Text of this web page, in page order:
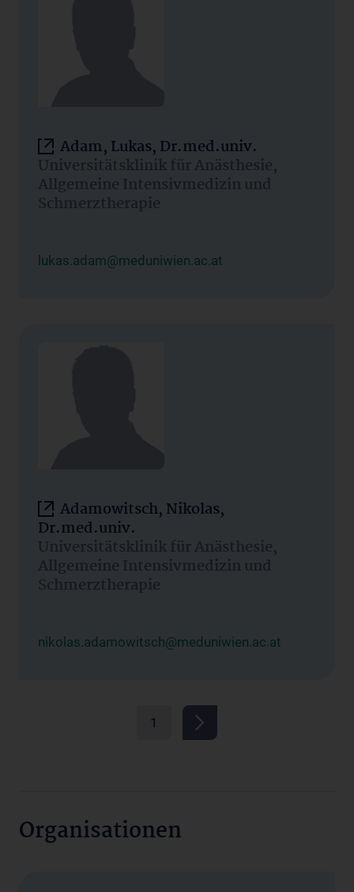
Adam, Lukas, Dr.med.univ.
Universitätsklinik für Anästhesie,
Allgemeine Intensivmedizin und
Schmerztherapie
lukas.adam@meduniwien.ac.at
Adamowitsch, Nikolas,
Dr.med.univ.
Universitätsklinik für Anästhesie,
Allgemeine Intensivmedizin und
Schmerztherapie
nikolas.adamowitsch@meduniwien.ac.at
1
Organisationen